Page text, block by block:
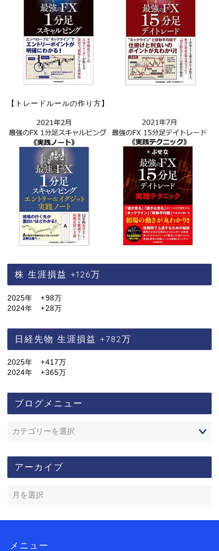
【トレードルールの作り方】
株 生涯損益 +126万
2025年 +98万
2024年 +28万
日経先物 生涯損益 +782万
2025年 +417万
2024年 +365万
ブログメニュー
アーカイブ
メニュー